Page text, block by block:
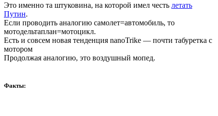
Это именно та штуковина, на которой имел честь летать
Путин.
Если проводить аналогию самолет=автомобиль, то
мотодельтаплан=мотоцикл.
Есть и совсем новая тенденция nanoTrike — почти табуретка с
мотором
Продолжая аналогию, это воздушный мопед.
Факты: